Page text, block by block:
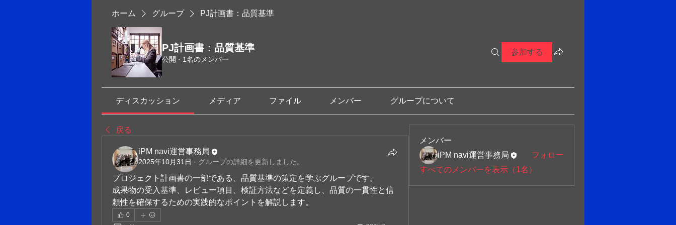
ホーム グループ PJ計画書：品質基準
PJ計画書：品質基準
公開 · 1名のメンバー
参加する
ディスカッション メディア ファイル メンバー グループについて
戻る
iPM navi運営事務局
2025年10月31日 · グループの詳細を更新しました。
プロジェクト計画書の一部である、品質基準の策定を学ぶグループです。
成果物の受入基準、レビュー項目、検証方法などを定義し、品質の一貫性と信
頼性を確保するための実践的なポイントを解説します。
0
メンバー
iPM navi運営事務局
フォロー
すべてのメンバーを表示（1名）